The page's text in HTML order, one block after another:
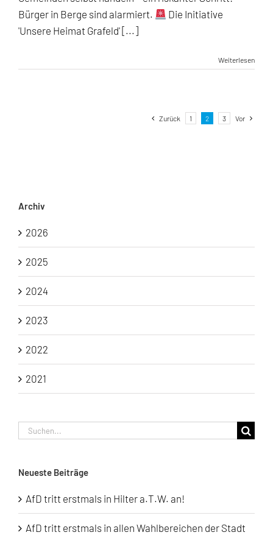
Bürger in Berge sind alarmiert.
Die Initiative
'Unsere Heimat Grafeld' [...]
Weiterlesen
Zurück 1 2 3 Vor
Archiv
2026
2025
2024
2023
2022
2021
Suche
Neueste Beiträge
AfD tritt erstmals in Hilter a.T.W. an!
AfD tritt erstmals in allen Wahlbereichen der Stadt